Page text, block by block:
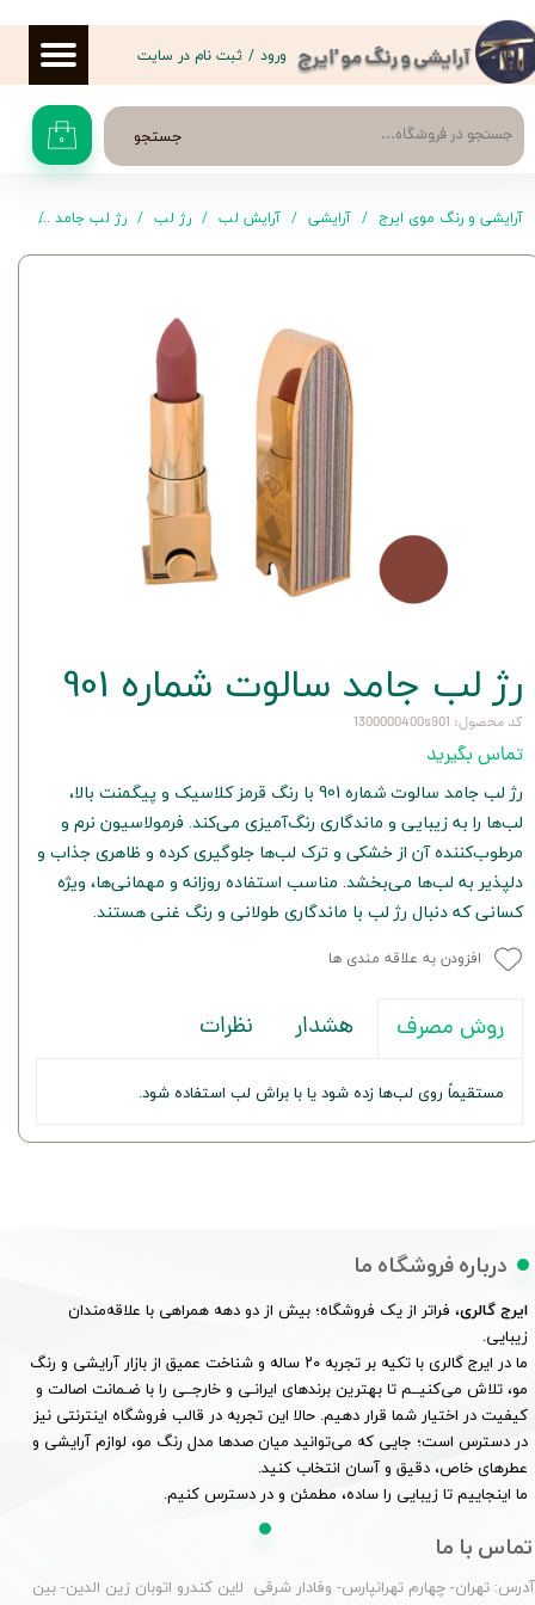
آرایشی و رنگ مو 'ایرج
جستجو ۰
ورود / ثبت نام در سایت
حساب کاربری من
تغییر گذر واژه
سفارشات
خروج از حساب کاربری
آرایشی و رنگ موی ایرج آرایشی آرایش لب رژ لب رژ لب جامد
رژ لب جامد سالوت شماره 901
کد محصول: 1300000400s901
تماس بگیرید
رژ لب جامد سالوت شماره 901 با رنگ قرمز کلاسیک و پیگمنت بالا،
لب‌ها را به زیبایی و ماندگاری رنگ‌آمیزی می‌کند. فرمولاسیون نرم و
مرطوب‌کننده آن از خشکی و ترک لب‌ها جلوگیری کرده و ظاهری جذاب و
دلپذیر به لب‌ها می‌بخشد. مناسب استفاده روزانه و مهمانی‌ها، ویژه
کسانی که دنبال رژ لب با ماندگاری طولانی و رنگ غنی هستند.
افزودن به علاقه مندی ها
روش مصرف هشدار نظرات
مستقیماً روی لب‌ها زده شود یا با براش لب استفاده شود.
درباره فروشگاه ما
ایرج گالری، فراتر از یک فروشگاه؛ بیش از دو دهه همراهی با علاقه‌مندان
زیبایی.
ما در ایرج گالری با تکیه بر تجربه ۲۰ ساله و شناخت عمیق از بازار آرایشی و رنگ
مو، تلاش می‌کنیــم تا بهترین برندهای ایرانـی و خارجــی را با ضـمانت اصالت و
کیفیت در اختیار شما قرار دهیم. حالا این تجربه در قالب فروشگاه اینترنتی نیز
در دسترس است؛ جایی که می‌توانید میان صدها مدل رنگ مو، لوازم آرایشی و
عطرهای خاص، دقیق و آسان انتخاب کنید.
ما اینجاییم تا زیبایی را ساده، مطمئن و در دسترس کنیم.
تماس با ما
آدرس: تهران- چهارم تهرانپارس- وفادار شرقی لاین کندرو اتوبان زین الدین- بین